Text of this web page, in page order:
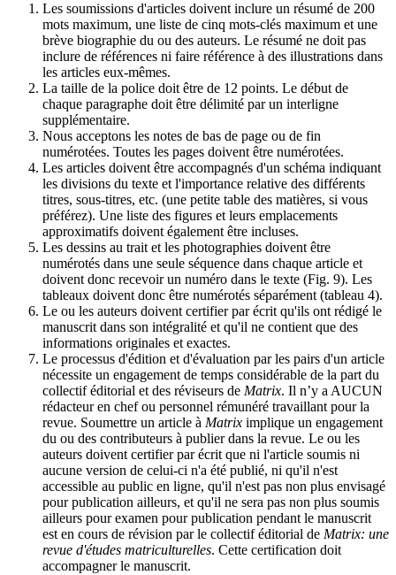
Les soumissions d'articles doivent inclure un résumé de 200
mots maximum, une liste de cinq mots-clés maximum et une
brève biographie du ou des auteurs. Le résumé ne doit pas
inclure de références ni faire référence à des illustrations dans
les articles eux-mêmes.
La taille de la police doit être de 12 points. Le début de
chaque paragraphe doit être délimité par un interligne
supplémentaire.
Nous acceptons les notes de bas de page ou de fin
numérotées. Toutes les pages doivent être numérotées.
Les articles doivent être accompagnés d'un schéma indiquant
les divisions du texte et l'importance relative des différents
titres, sous-titres, etc. (une petite table des matières, si vous
préférez). Une liste des figures et leurs emplacements
approximatifs doivent également être incluses.
Les dessins au trait et les photographies doivent être
numérotés dans une seule séquence dans chaque article et
doivent donc recevoir un numéro dans le texte (Fig. 9). Les
tableaux doivent donc être numérotés séparément (tableau 4).
Le ou les auteurs doivent certifier par écrit qu'ils ont rédigé le
manuscrit dans son intégralité et qu'il ne contient que des
informations originales et exactes.
Le processus d'édition et d'évaluation par les pairs d'un article
nécessite un engagement de temps considérable de la part du
collectif éditorial et des réviseurs de Matrix. Il n’y a AUCUN
rédacteur en chef ou personnel rémunéré travaillant pour la
revue. Soumettre un article à Matrix implique un engagement
du ou des contributeurs à publier dans la revue. Le ou les
auteurs doivent certifier par écrit que ni l'article soumis ni
aucune version de celui-ci n'a été publié, ni qu'il n'est
accessible au public en ligne, qu'il n'est pas non plus envisagé
pour publication ailleurs, et qu'il ne sera pas non plus soumis
ailleurs pour examen pour publication pendant le manuscrit
est en cours de révision par le collectif éditorial de Matrix: une
revue d'études matriculturelles. Cette certification doit
accompagner le manuscrit.